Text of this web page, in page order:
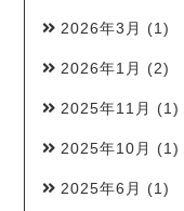
2026年3月 (1)
2026年1月 (2)
2025年11月 (1)
2025年10月 (1)
2025年6月 (1)